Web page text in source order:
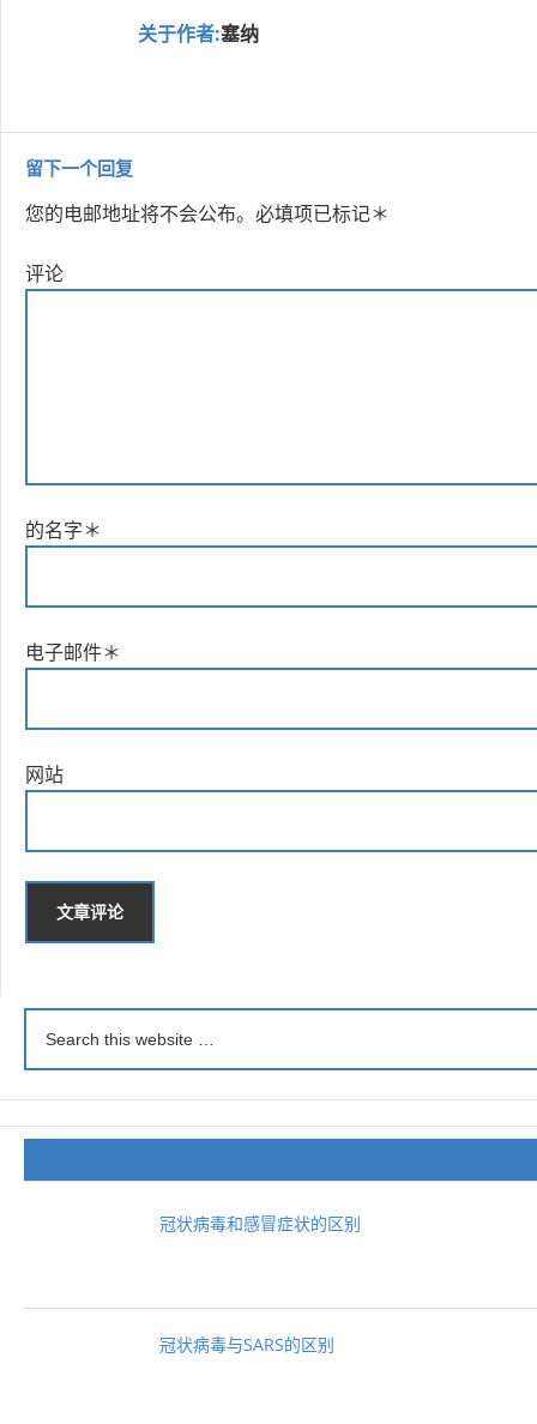
关于作者:塞纳
留下一个回复
您的电邮地址将不会公布。 必填项已标记＊
评论
的名字＊
电子邮件＊
网站
冠状病毒和感冒症状的区别
冠状病毒与SARS的区别